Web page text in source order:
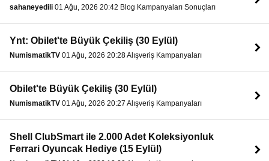
sahaneyedili 01 Ağu, 2026 20:42 Blog Kampanyaları Sonuçları
Ynt: Obilet'te Büyük Çekiliş (30 Eylül)
NumismatikTV 01 Ağu, 2026 20:28 Alışveriş Kampanyaları
Obilet'te Büyük Çekiliş (30 Eylül)
NumismatikTV 01 Ağu, 2026 20:27 Alışveriş Kampanyaları
Shell ClubSmart ile 2.000 Adet Koleksiyonluk
Ferrari Oyuncak Hediye (15 Eylül)